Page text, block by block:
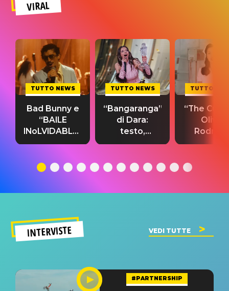
VIRAL
TUTTO NEWS
Bad Bunny e
“BAILE
INoLVIDABLE”:
testo,
significato
TUTTO NEWS
“Bangaranga”
di Dara:
testo,
traduzione e
del singolo
TUTTO
“The
Olivia
testo,
INTERVISTE VEDI TUTTE
#PARTNERSHIP